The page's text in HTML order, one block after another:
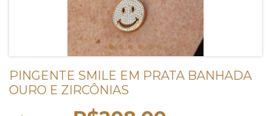
PINGENTE SMILE EM PRATA BANHADA
OURO E ZIRCÔNIAS